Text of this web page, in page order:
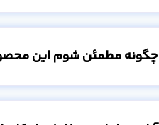
چگونه مطمئن شوم این